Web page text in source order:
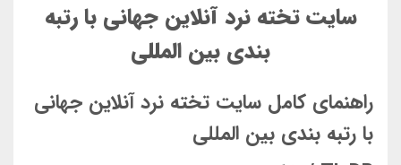
سایت تخته نرد آنلاین جهانی با رتبه‌
بندی بین‌ المللی
راهنمای کامل سایت تخته نرد آنلاین جهانی
با رتبه بندی بین المللی